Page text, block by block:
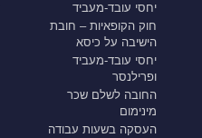
יחסי עובד-מעביד
חוק הקופאיות – חובת
הישיבה על כיסא
יחסי עובד-מעביד
ופרילנסר
החובה לשלם שכר
מינימום
העסקה בשעות עבודה